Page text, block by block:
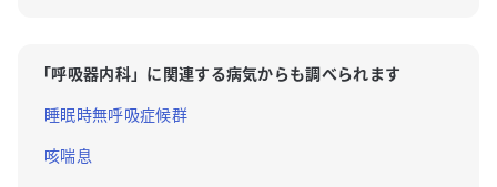
「呼吸器内科」に関連する病気からも調べられます
睡眠時無呼吸症候群
咳喘息